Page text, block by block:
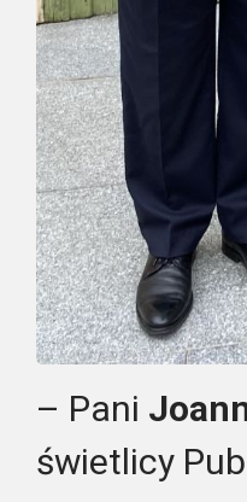
– Pani
świetlicy